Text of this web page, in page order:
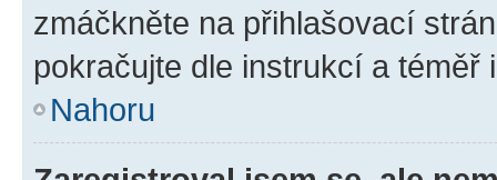
zmáčkněte na přihlašovací
pokračujte dle instrukcí a téměř
Nahoru